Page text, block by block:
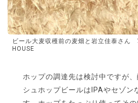
ビール大麦収穫前の麦畑と岩立佳泰さん
HOUSE
ホップの調達先は検討中ですが
シュホップビールはIPAやセゾン